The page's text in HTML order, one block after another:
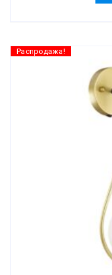
Распродажа!